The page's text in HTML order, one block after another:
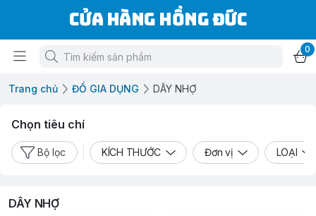
Cửa Hàng Hồng Đức
0
Trang chủ ĐỒ GIA DỤNG DÂY NHỢ
Chọn tiêu chí
Bộ lọc KÍCH THƯỚC Đơn vị LOẠI
DÂY NHỢ